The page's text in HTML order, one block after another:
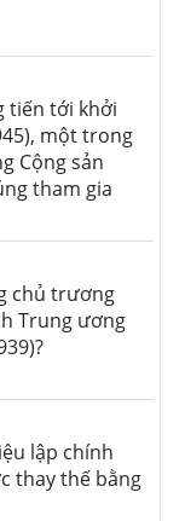
tiến tới khởi
một trong
Cộng sản
tham gia
chủ trương
Trung ương
lập chính
thay thế bằng